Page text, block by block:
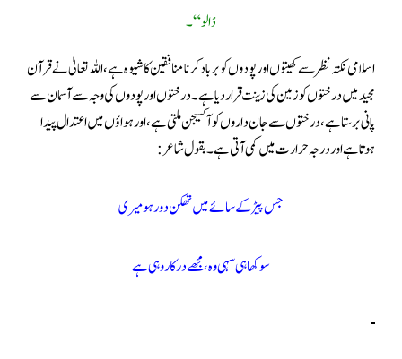
ڈالو “۔
اسلامی نکتہ نظر سے کھیتوں اور پودوں کو برباد کرنا منافقین کا شیوہ ہے، اللہ تعالیٰ نے قرآن
مجید میں درختوں کو زمین کی زینت قرار دیا ہے۔ درختوں اور پودوں کی وجہ سے آسمان سے
پانی برستا ہے ، درختوں سے جان داروں کو آکسیجن ملتی ہے، اور ہواؤں میں اعتدال پیدا
ہوتا ہے اور درجہ حرارت میں کمی آتی ہے۔بقول شاعر:
جس پیڑ کے سائے میں تھکن دور ہو میری
سوکھا ہی سہی وہ، مجھے درکار وہی ہے